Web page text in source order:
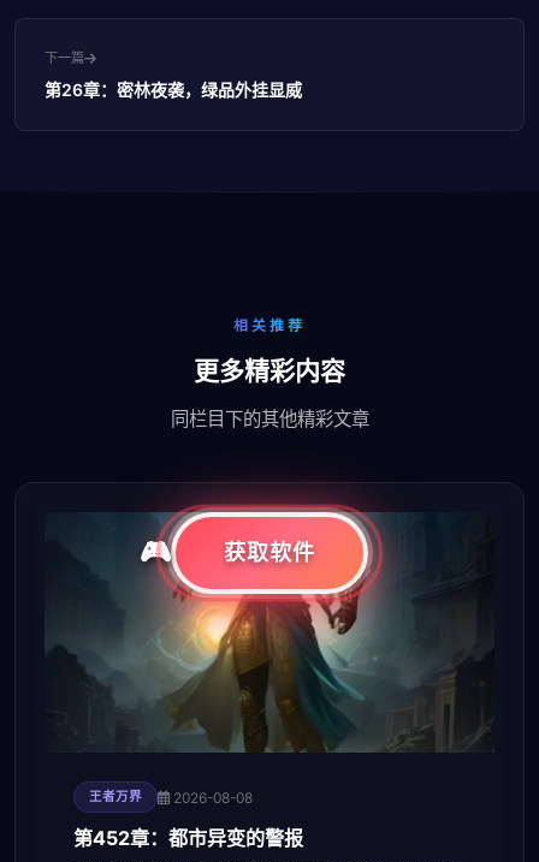
下一篇
第26章：密林夜袭，绿品外挂显威
相关推荐
更多精彩内容
同栏目下的其他精彩文章
王者万界 2026-08-08
第452章：都市异变的警报
获取软件